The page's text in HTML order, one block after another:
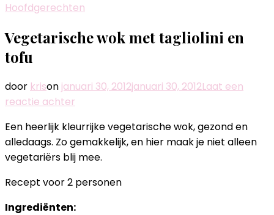
Hoofdgerechten
Vegetarische wok met tagliolini en
tofu
door krison januari 30, 2012januari 30, 2012Laat een
reactie achter
wok
met
tagliolini
en
tofu
Een heerlijk kleurrijke vegetarische wok, gezond en
alledaags. Zo gemakkelijk, en hier maak je niet alleen
vegetariërs blij mee.
Recept voor 2 personen
Ingrediënten: